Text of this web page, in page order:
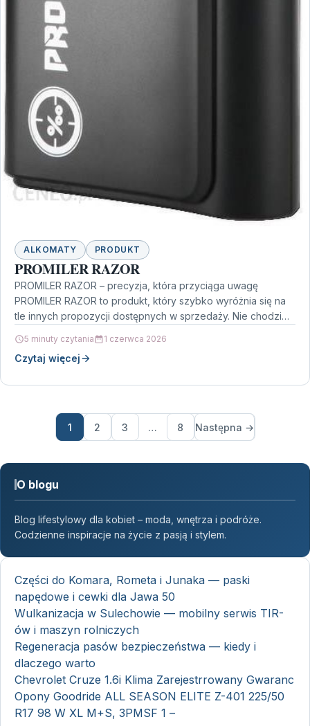
ALKOMATY PRODUKT
PROMILER RAZOR
PROMILER RAZOR – precyzja, która przyciąga uwagę
PROMILER RAZOR to produkt, który szybko wyróżnia się na
tle innych propozycji dostępnych w sprzedaży. Nie chodzi…
5 minuty czytania 1 czerwca 2026
Czytaj więcej
1 2 3 … 8 Następna →
O blogu
Blog lifestylowy dla kobiet – moda, wnętrza i podróże.
Codzienne inspiracje na życie z pasją i stylem.
Części do Komara, Rometa i Junaka — paski
napędowe i cewki dla Jawa 50
Wulkanizacja w Sulechowie — mobilny serwis TIR-
ów i maszyn rolniczych
Regeneracja pasów bezpieczeństwa — kiedy i
dlaczego warto
Chevrolet Cruze 1.6i Klima Zarejestrrowany Gwaranc
Opony Goodride ALL SEASON ELITE Z-401 225/50
R17 98 W XL M+S, 3PMSF 1 –